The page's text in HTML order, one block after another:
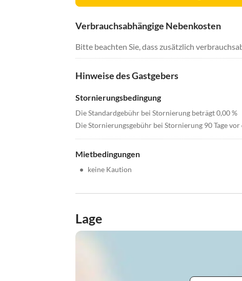
Verbrauchsabhängige Nebenkosten
Bitte beachten Sie, dass zusätzlich
Hinweise des Gastgebers
Stornierungsbedingung
Die Standardgebühr bei Stornierung beträgt 0,00 %
Die Stornierungsgebühr bei Stornierung 90 Tage
Mietbedingungen
• keine Kaution
Lage